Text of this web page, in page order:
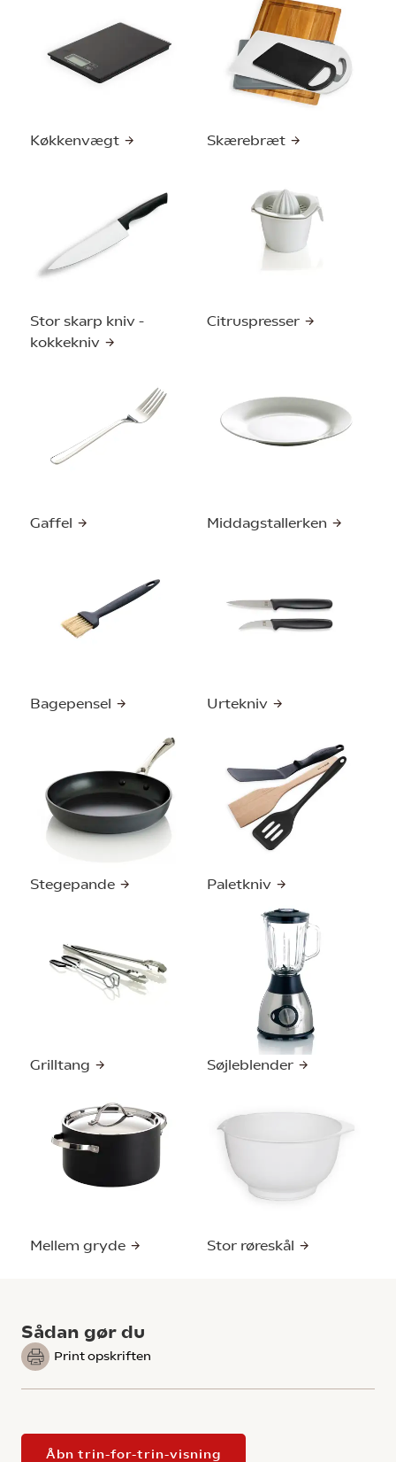
Køkkenvægt Skærebræt
Stor skarp kniv -
kokkekniv
Citruspresser
Gaffel Middagstallerken
Bagepensel Urtekniv
Stegepande Paletkniv
Grilltang Søjleblender
Mellem gryde Stor røreskål
Sådan gør du
Print opskriften
Åbn trin-for-trin-visning